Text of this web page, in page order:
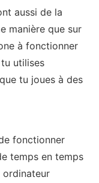
aussi de la
manière que sur
à fonctionner
utilises
tu joues à des
fonctionner
temps en temps
ordinateur